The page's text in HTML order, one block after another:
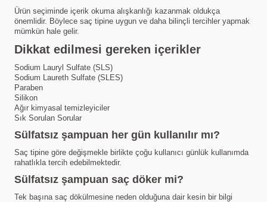
Ürün seçiminde içerik okuma alışkanlığı kazanmak oldukça
önemlidir. Böylece saç tipine uygun ve daha bilinçli tercihler yapmak
mümkün hale gelir.
Dikkat edilmesi gereken içerikler
Sodium Lauryl Sulfate (SLS)
Sodium Laureth Sulfate (SLES)
Paraben
Silikon
Ağır kimyasal temizleyiciler
Sık Sorulan Sorular
Sülfatsız şampuan her gün kullanılır mı?
Saç tipine göre değişmekle birlikte çoğu kullanıcı günlük kullanımda
rahatlıkla tercih edebilmektedir.
Sülfatsız şampuan saç döker mi?
Tek başına saç dökülmesine neden olduğuna dair kesin bir bilgi